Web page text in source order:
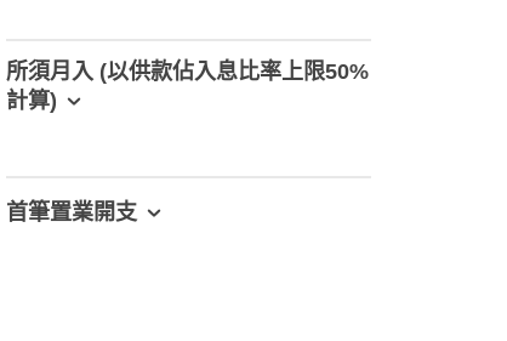
所須月入 (以供款佔入息比率上限50%
計算)
首筆置業開支